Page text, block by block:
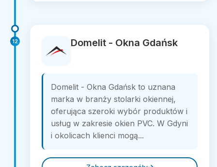
12 Domelit - Okna Gdańsk
Domelit - Okna Gdańsk to uznana
marka w branży stolarki okiennej,
oferująca szeroki wybór produktów i
usług w zakresie okien PVC. W Gdyni
i okolicach klienci mogą...